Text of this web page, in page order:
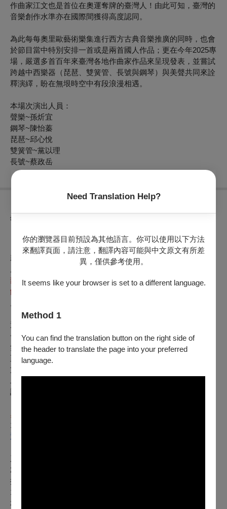
Need Translation Help?
你的瀏覽器目前預設為其他語言。你可以使用以下方法
來翻譯頁面，請注意，翻譯內容可能與中文原文有所差
異，僅供參考使用。
It seems like your browser is set to a different language.
Method 1
You can find the translation button on the right side of
the header to translate the page into your preferred
language.
作曲家江文也是首位在奧運奪牌的臺灣人！由此可知，臺灣的
音樂創作水準亦在國際間獲得高度認同。
為此每每奧里歐藝術樂集進行西方古典音樂推廣的同時，也會
於節目當中特別安排一首或是兩首國人作品；更在今年2025專
場，嚴選多首百年來臺灣各地作曲家作品來呈現發表，並嘗試
跨越中西樂器（琵琶、雙簧管、長號與鋼琴）與美聲共同來詮
釋演繹，盼在無垠時空中有段浪漫相遇。
本場次演出人員：
聲樂~孫炘宜
鋼琴~陳怡蓁
琵琶~邱心悅
雙簧管~黨以理
長號~蔡政岳
異動公告
【OPENTIX節目取消公告】（公告日期2025 年06月19日）
親愛的觀眾，你好，
韻中的星空，因日前大雨滲透將場館內的控制中心損毀得至
館內之舞台燈具無法正常運作而
退票辦法如下，請依照購票時所選付款方式辦理：
一、【刷卡購買、以文化幣全額支付】
無須主動申請退票。刷卡購買者，系統將會自動退刷全額票款
至「原購票人」信用卡；以文化幣全額支付者，將全額返還至
文化幣帳號。
請於2025
奧里歐藝術樂集
1. 線上辦理：至
退票申請系統
系統內指示，上傳票券及存摺照片，以利完成現金退款。
2. 郵寄辦理：請於退票截止日前（以郵戳為憑，須自行負
擔郵資）掛號郵寄票券至 「100011台北市中正區中山南路21-
1號 OPENTIX電商營運組 退票小組收」。請務必附上存摺影
本及電話聯絡資料，以便退款至指定之帳戶。